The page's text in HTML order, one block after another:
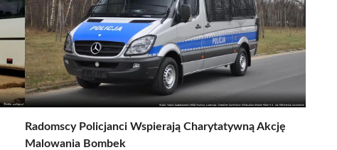
Radomscy Policjanci Wspierają Charytatywną Akcję
Malowania Bombek